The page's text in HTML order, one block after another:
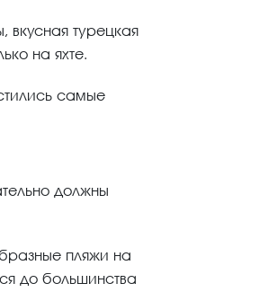
вкусная турецкая
на яхте.
самые
должны
пляжи на
до большинства